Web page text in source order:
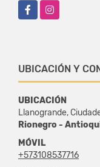
FacebookInstagram
UBICACIÓN Y
UBICACIÓN
Llanogrande,
Rionegro -
MÓVIL
+573108537716